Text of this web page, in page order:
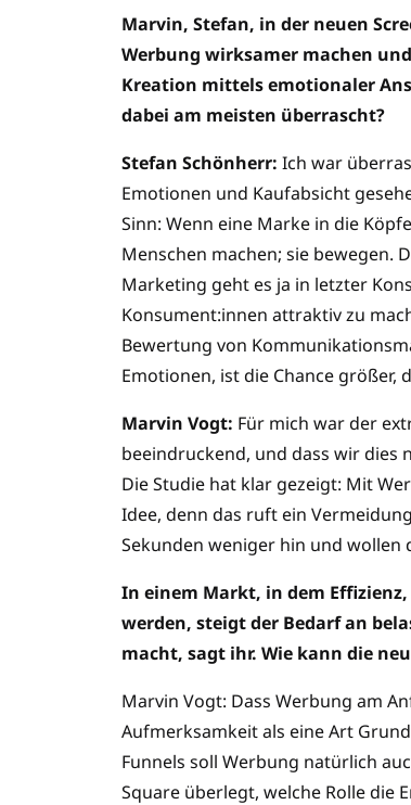
Marvin, Stefan, in der neuen
Werbung wirksamer machen
Kreation mittels emotionaler
dabei am meisten überrascht?
Stefan Schönherr: Ich war
Emotionen und Kaufabsicht
Sinn: Wenn eine Marke in die
Menschen machen; sie bewegen.
Marketing geht es ja in letzter
Konsument:innen attraktiv zu
Bewertung von
Emotionen, ist die Chance
Marvin Vogt: Für mich war der
beeindruckend, und dass wir dies
Die Studie hat klar gezeigt: Mit
Idee, denn das ruft ein
Sekunden weniger hin und wollen
In einem Markt, in dem
werden, steigt der Bedarf an
macht, sagt ihr. Wie kann die
Marvin Vogt: Dass Werbung am
Aufmerksamkeit als eine Art
Funnels soll Werbung natürlich
Square überlegt, welche Rolle die